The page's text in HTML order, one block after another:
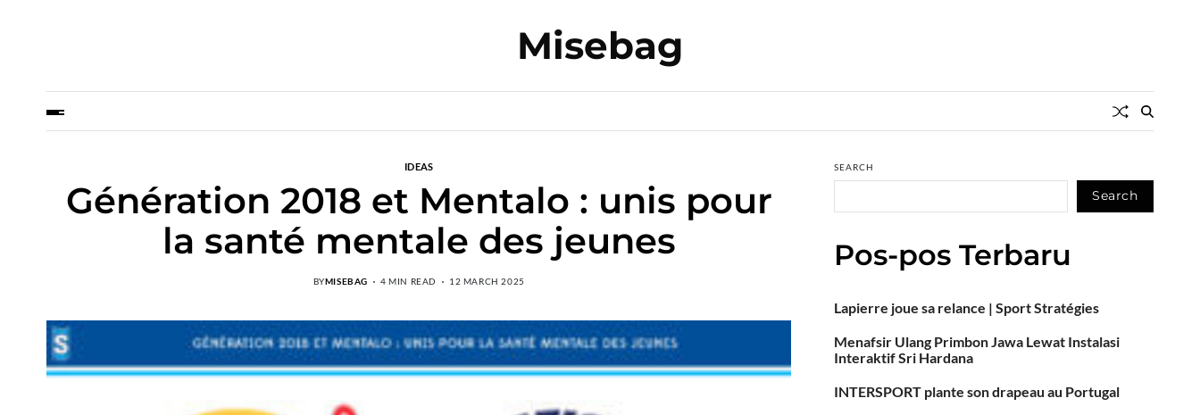
Misebag
IDEAS
Génération 2018 et Mentalo : unis pour
la santé mentale des jeunes
BYMISEBAG 4 MIN READ 12 MARCH 2025
SEARCH
Search
Pos-pos Terbaru
Lapierre joue sa relance | Sport Stratégies
Menafsir Ulang Primbon Jawa Lewat Instalasi
Interaktif Sri Hardana
INTERSPORT plante son drapeau au Portugal